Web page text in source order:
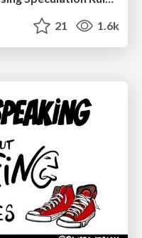
21 1.6k